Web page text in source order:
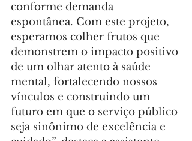
conforme demanda
espontânea. Com este projeto,
esperamos colher frutos que
demonstrem o impacto positivo
de um olhar atento à saúde
mental, fortalecendo nossos
vínculos e construindo um
futuro em que o serviço público
seja sinônimo de excelência e